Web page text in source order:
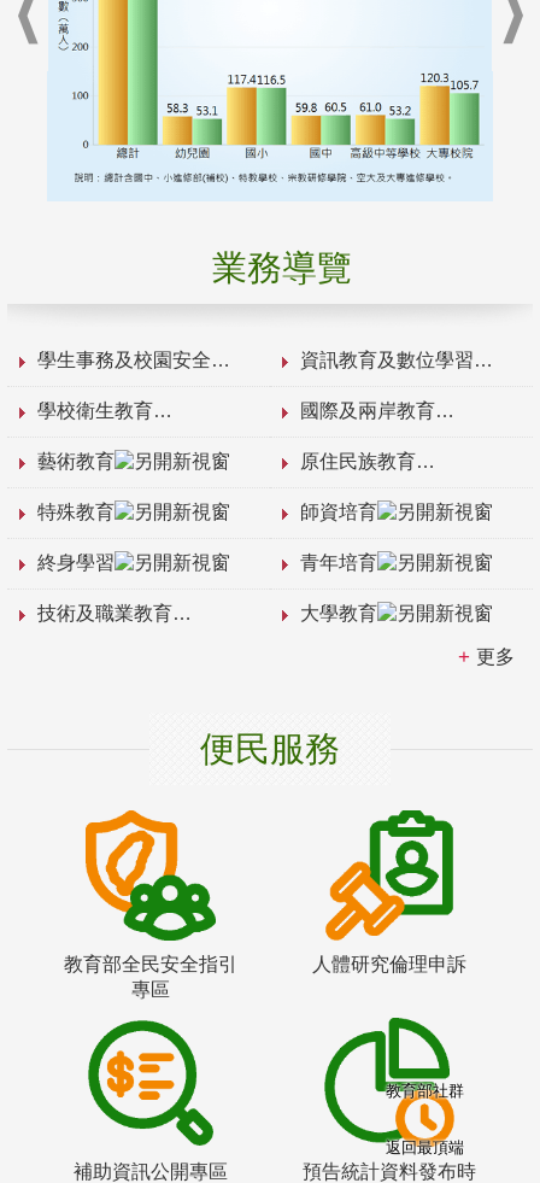
業務導覽
學生事務及校園安全 資訊教育及數位學習
學校衛生教育 國際及兩岸教育
藝術教育 原住民族教育
特殊教育 師資培育
終身學習 青年培育
技術及職業教育 大學教育
更多
便民服務
教育部全民安全指引
專區
人體研究倫理申訴
補助資訊公開專區
預告統計資料發布時
教育部社群
返回最頂端